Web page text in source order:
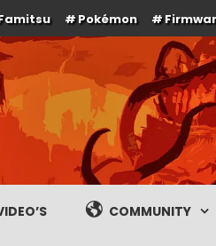
Pokémon
streams
COMMUNITY